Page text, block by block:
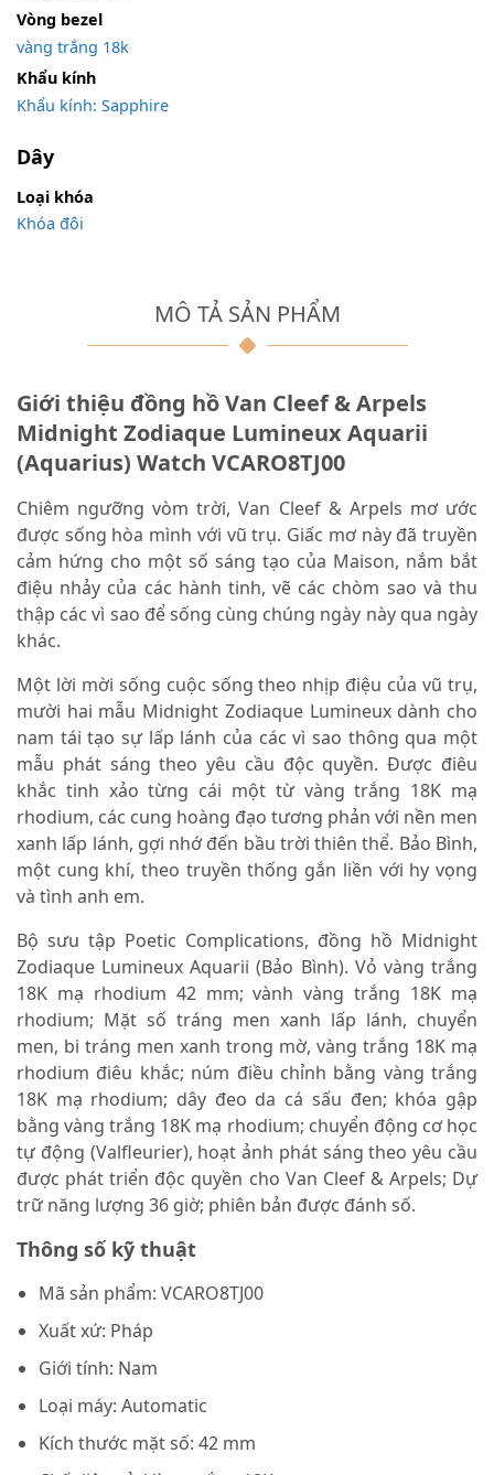
MÔ TẢ SẢN PHẨM
Giới thiệu đồng hồ Van Cleef & Arpels
Midnight Zodiaque Lumineux Aquarii
(Aquarius) Watch VCARO8TJ00
Chiêm ngưỡng vòm trời, Van Cleef & Arpels mơ ước
được sống hòa mình với vũ trụ. Giấc mơ này đã truyền
cảm hứng cho một số sáng tạo của Maison, nắm bắt
điệu nhảy của các hành tinh, vẽ các chòm sao và thu
thập các vì sao để sống cùng chúng ngày này qua ngày
khác.
Một lời mời sống cuộc sống theo nhịp điệu của vũ trụ,
mười hai mẫu Midnight Zodiaque Lumineux dành cho
nam tái tạo sự lấp lánh của các vì sao thông qua một
mẫu phát sáng theo yêu cầu độc quyền. Được điêu
khắc tinh xảo từng cái một từ vàng trắng 18K mạ
rhodium, các cung hoàng đạo tương phản với nền men
xanh lấp lánh, gợi nhớ đến bầu trời thiên thể. Bảo Bình,
một cung khí, theo truyền thống gắn liền với hy vọng
và tình anh em.
Bộ sưu tập Poetic Complications, đồng hồ Midnight
Zodiaque Lumineux Aquarii (Bảo Bình). Vỏ vàng trắng
18K mạ rhodium 42 mm; vành vàng trắng 18K mạ
rhodium; Mặt số tráng men xanh lấp lánh, chuyển
men, bi tráng men xanh trong mờ, vàng trắng 18K mạ
rhodium điêu khắc; núm điều chỉnh bằng vàng trắng
18K mạ rhodium; dây đeo da cá sấu đen; khóa gập
bằng vàng trắng 18K mạ rhodium; chuyển động cơ học
tự động (Valfleurier), hoạt ảnh phát sáng theo yêu cầu
được phát triển độc quyền cho Van Cleef & Arpels; Dự
trữ năng lượng 36 giờ; phiên bản được đánh số.
Thông số kỹ thuật
Mã sản phẩm: VCARO8TJ00
Xuất xứ: Pháp
Giới tính: Nam
Loại máy: Automatic
Kích thước mặt số: 42 mm
Vòng bezel
vàng trắng 18k
Khẩu kính
Khẩu kính: Sapphire
Dây
Loại khóa
Khóa đôi